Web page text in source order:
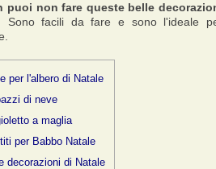
puoi non fare queste belle
Sono facili da fare e sono l'ideale
per l'albero di Natale
di neve
a maglia
per Babbo Natale
decorazioni di Natale